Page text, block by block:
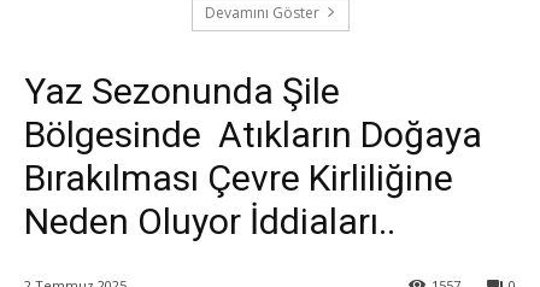
Devamını Göster
Yaz Sezonunda Şile
Bölgesinde Atıkların Doğaya
Bırakılması Çevre Kirliliğine
Neden Oluyor İddiaları..